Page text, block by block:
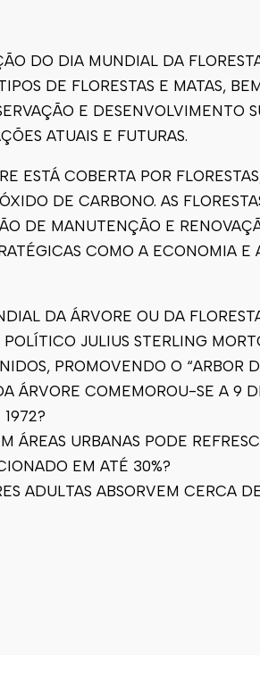
DO DIA MUNDIAL DA
DE FLORESTAS E MATAS,
E DESENVOLVIMENTO
ATUAIS E FUTURAS.
ESTÁ COBERTA POR
DE CARBONO. AS
DE MANUTENÇÃO E
COMO A ECONOMIA
DA ÁRVORE OU DA
JULIUS STERLING
PROMOVENDO O “ARBOR
ÁRVORE COMEMOROU-SE A 9
1972?
ÁREAS URBANAS PODE
EM ATÉ 30%?
ADULTAS ABSORVEM CERCA